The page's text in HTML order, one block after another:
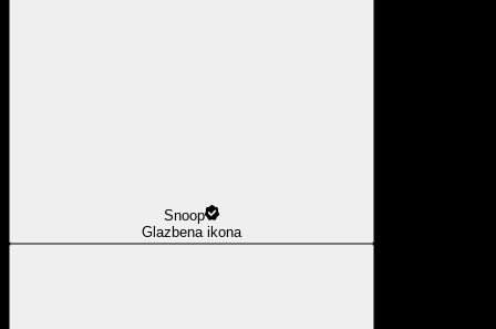
Snoop
Glazbena ikona